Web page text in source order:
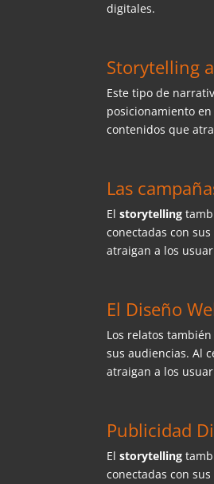
digitales.
Storytelling
Este tipo de
posicionamiento
contenidos que
Las
Elstorytelling
conectadas con
atraigan a los
El Diseño
Los relatos
sus audiencias. Al
atraigan a los
Publicidad
Elstorytelling
conectadas con